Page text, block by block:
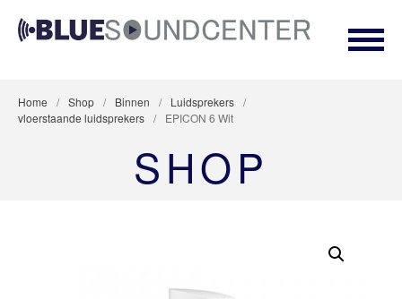
STEREO
TV EN SURROUND
Home / Shop / Binnen / Luidsprekers /
vloerstaande luidsprekers / EPICON 6 Wit
SHOP